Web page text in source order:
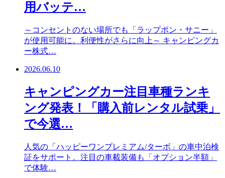
用バッテ…
～コンセントのない場所でも「ラップポン・サニー」
が使用可能に。利便性がさらに向上～ キャンピングカ
ー株式…
2026.06.10
キャンピングカー注目車種ランキ
ング発表！「購入前レンタル試乗」
で今選…
人気の「ハッピーワンプレミアム/ターボ」の車中泊検
証をサポート。注目の車載装備も「オプション半額」
で体験…